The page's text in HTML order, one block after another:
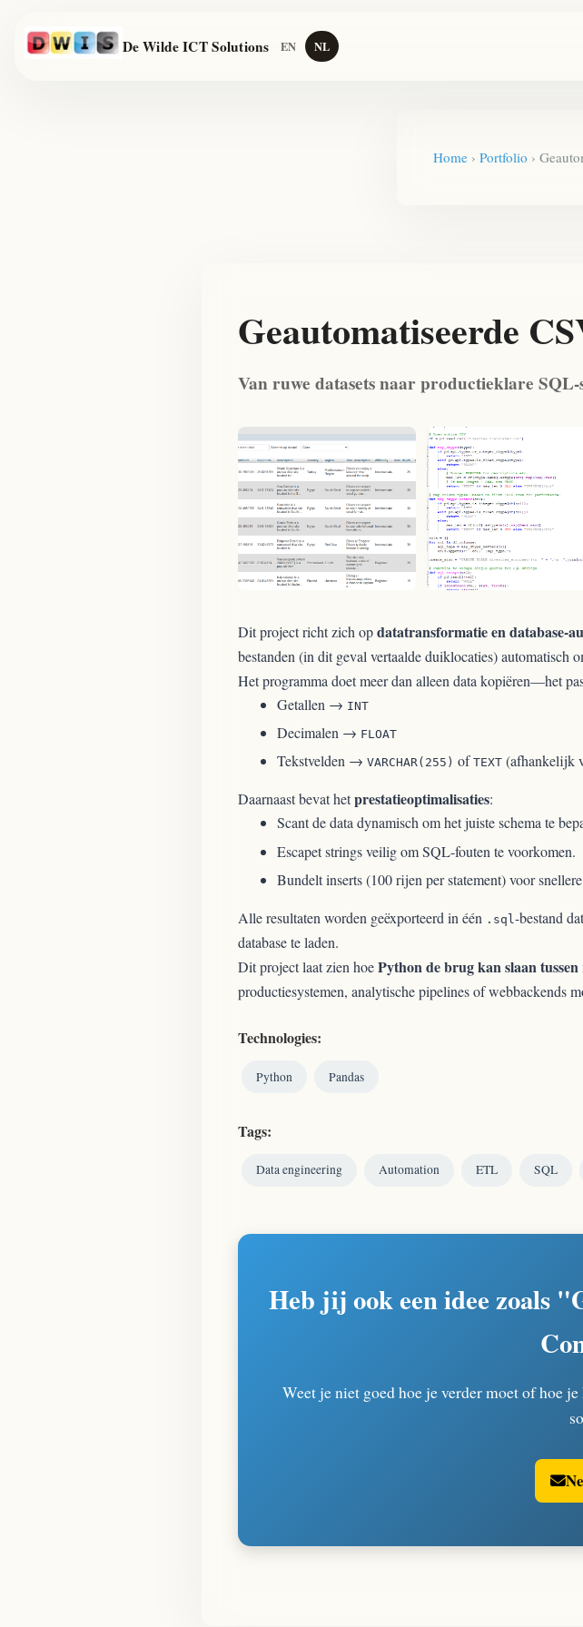
De Wilde ICT Solutions EN NL
Home › Portfolio ›
Geautomatiseerde
Van ruwe datasets naar productieklare
Dit project richt zich opdatatransformatie en database-
bestanden (in dit geval vertaalde duiklocaties) automatisch
Het programma doet meer dan alleen data kopiëren—het
Getallen → INT
Decimalen → FLOAT
Tekstvelden →VARCHAR(255) ofTEXT (afhankelijk
Daarnaast bevat hetprestatieoptimalisaties:
Scant de data dynamisch om het juiste schema te
Escapet strings veilig om SQL-fouten te voorkomen.
Bundelt inserts (100 rijen per statement) voor
Alle resultaten worden geëxporteerd in één .sql-bestand
database te laden.
Dit project laat zien hoePython de brug kan slaan
productiesystemen, analytische pipelines of webbackends
Technologies:
Python Pandas
Tags:
Data engineering Automation ETL SQL
Heb jij ook een idee zoals
Weet je niet goed hoe je verder moet of hoe